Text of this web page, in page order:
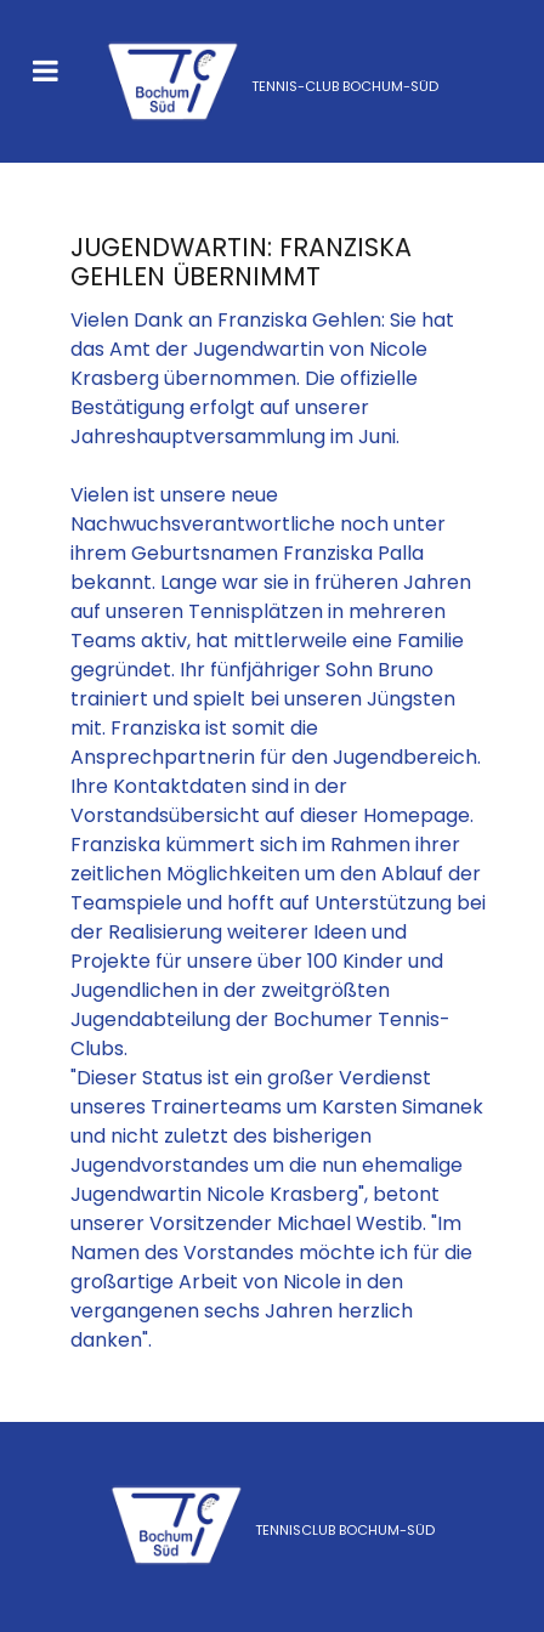
TENNIS-CLUB BOCHUM-SÜD
JUGENDWARTIN: FRANZISKA
GEHLEN ÜBERNIMMT
Vielen Dank an Franziska Gehlen: Sie hat
das Amt der Jugendwartin von Nicole
Krasberg übernommen. Die offizielle
Bestätigung erfolgt auf unserer
Jahreshauptversammlung im Juni.
Vielen ist unsere neue
Nachwuchsverantwortliche noch unter
ihrem Geburtsnamen Franziska Palla
bekannt. Lange war sie in früheren Jahren
auf unseren Tennisplätzen in mehreren
Teams aktiv, hat mittlerweile eine Familie
gegründet. Ihr fünfjähriger Sohn Bruno
trainiert und spielt bei unseren Jüngsten
mit. Franziska ist somit die
Ansprechpartnerin für den Jugendbereich.
Ihre Kontaktdaten sind in der
Vorstandsübersicht auf dieser Homepage.
Franziska kümmert sich im Rahmen ihrer
zeitlichen Möglichkeiten um den Ablauf der
Teamspiele und hofft auf Unterstützung bei
der Realisierung weiterer Ideen und
Projekte für unsere über 100 Kinder und
Jugendlichen in der zweitgrößten
Jugendabteilung der Bochumer Tennis-
Clubs.
"Dieser Status ist ein großer Verdienst
unseres Trainerteams um Karsten Simanek
und nicht zuletzt des bisherigen
Jugendvorstandes um die nun ehemalige
Jugendwartin Nicole Krasberg", betont
unserer Vorsitzender Michael Westib. "Im
Namen des Vorstandes möchte ich für die
großartige Arbeit von Nicole in den
vergangenen sechs Jahren herzlich
danken".
TENNISCLUB BOCHUM-SÜD